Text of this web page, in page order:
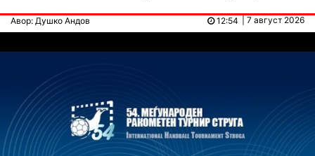
Авор: Душко Андов | 7 август 2026
12:54